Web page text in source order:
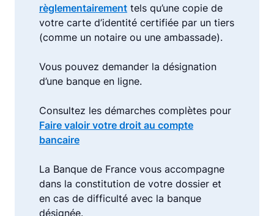
règlementairement tels qu’une copie de
votre carte d’identité certifiée par un tiers
(comme un notaire ou une ambassade).
Vous pouvez demander la désignation
d’une banque en ligne.
Consultez les démarches complètes pour
Faire valoir votre droit au compte
bancaire
La Banque de France vous accompagne
dans la constitution de votre dossier et
en cas de difficulté avec la banque
désignée.